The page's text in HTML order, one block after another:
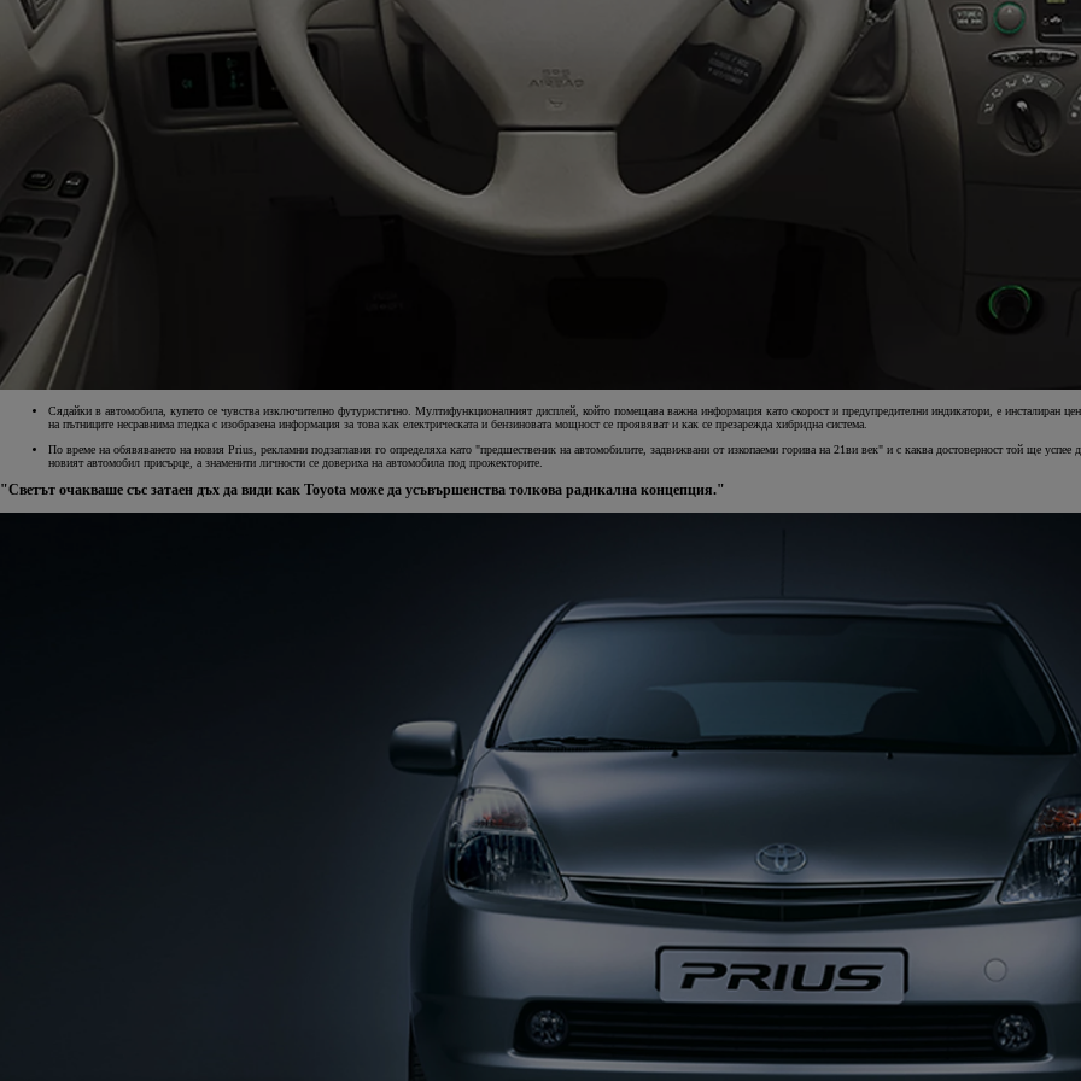
Или на лизинг / month
Toyota C-HR
Резервирай онлайн
HYBRID ELECTRIC & PLUG IN HYBRID ELECTRIC
Сядайки в автомобила, купето се чувства изключително футуристично. Мултифункционалният дисплей, който помещава важна информация като скорост и предупредителни индикатори, е инсталиран
на пътниците несравнима гледка с изобразена информация за това как електрическата и бензиновата мощност се проявяват и как се презарежда хибридна система.
По време на обявяването на новия Prius, рекламни подзаглавия го определяха като "предшественик на автомобилите, задвижвани от изкопаеми горива на 21ви век" и с каква достоверност той ще
новият автомобил присърце, а знаменити личности се довериха на автомобила под прожекторите.
"Светът очакваше със затаен дъх да види как Toyota може да усъвършенства толкова радикална концепция."